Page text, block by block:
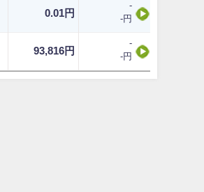
0.01円
-
-円
93,816円
-
-円